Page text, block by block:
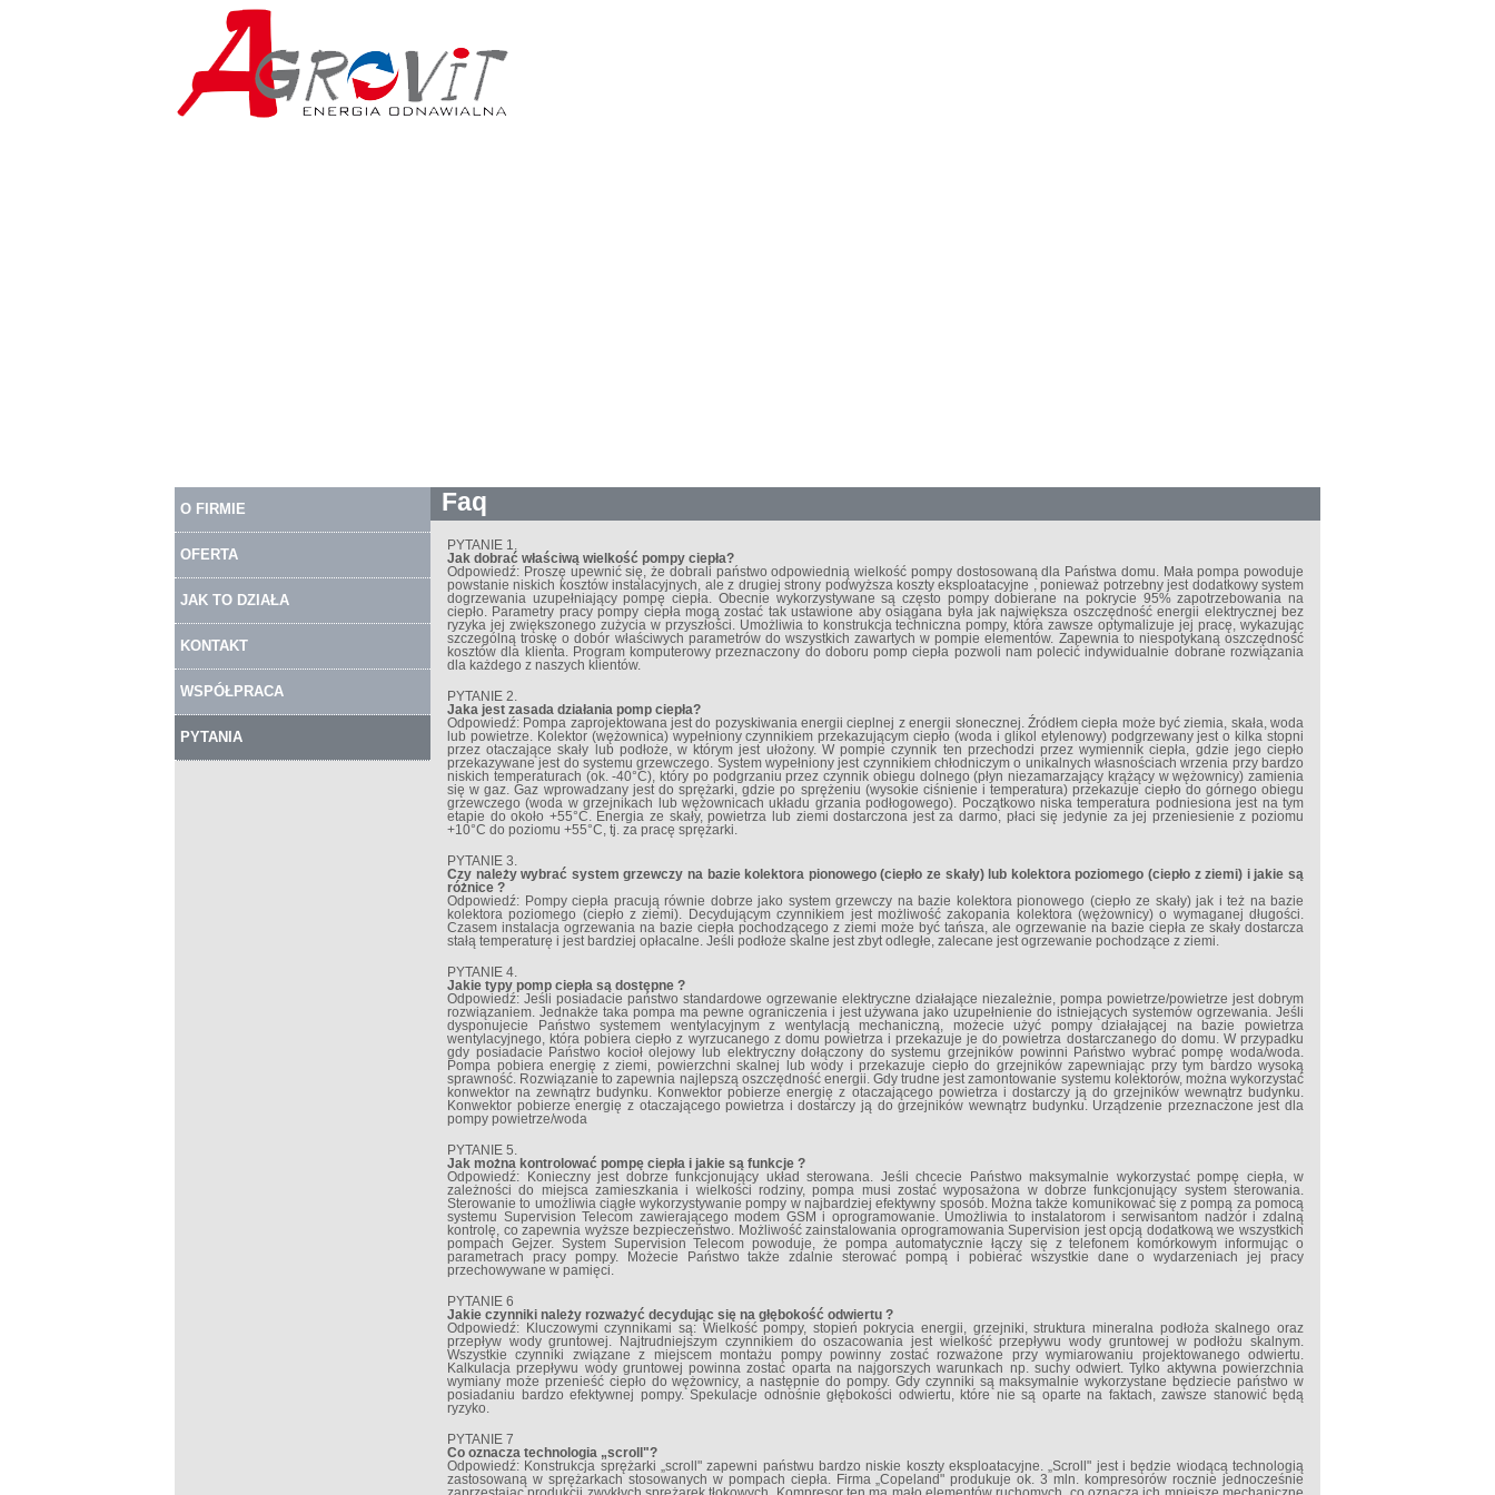
O FIRMIE
OFERTA
JAK TO DZIAŁA
KONTAKT
WSPÓŁPRACA
PYTANIA
Faq
PYTANIE 1.
Jak dobrać właściwą wielkość pompy ciepła?
Odpowiedź: Proszę upewnić się, że dobrali państwo odpowiednią wielkość pompy dostosowaną dla Państwa domu. Mała pompa powoduje
powstanie niskich kosztów instalacyjnych, ale z drugiej strony podwyższa koszty eksploatacyjne , ponieważ potrzebny jest dodatkowy system
dogrzewania uzupełniający pompę ciepła. Obecnie wykorzystywane są często pompy dobierane na pokrycie 95% zapotrzebowania na
ciepło. Parametry pracy pompy ciepła mogą zostać tak ustawione aby osiągana była jak największa oszczędność energii elektrycznej bez
ryzyka jej zwiększonego zużycia w przyszłości. Umożliwia to konstrukcja techniczna pompy, która zawsze optymalizuje jej pracę, wykazując
szczególną troskę o dobór właściwych parametrów do wszystkich zawartych w pompie elementów. Zapewnia to niespotykaną oszczędność
kosztów dla klienta. Program komputerowy przeznaczony do doboru pomp ciepła pozwoli nam polecić indywidualnie dobrane rozwiązania
dla każdego z naszych klientów.
PYTANIE 2.
Jaka jest zasada działania pomp ciepła?
Odpowiedź: Pompa zaprojektowana jest do pozyskiwania energii cieplnej z energii słonecznej. Źródłem ciepła może być ziemia, skała, woda
lub powietrze. Kolektor (wężownica) wypełniony czynnikiem przekazującym ciepło (woda i glikol etylenowy) podgrzewany jest o kilka stopni
przez otaczające skały lub podłoże, w którym jest ułożony. W pompie czynnik ten przechodzi przez wymiennik ciepła, gdzie jego ciepło
przekazywane jest do systemu grzewczego. System wypełniony jest czynnikiem chłodniczym o unikalnych własnościach wrzenia przy bardzo
niskich temperaturach (ok. -40°C), który po podgrzaniu przez czynnik obiegu dolnego (płyn niezamarzający krążący w wężownicy) zamienia
się w gaz. Gaz wprowadzany jest do sprężarki, gdzie po sprężeniu (wysokie ciśnienie i temperatura) przekazuje ciepło do górnego obiegu
grzewczego (woda w grzejnikach lub wężownicach układu grzania podłogowego). Początkowo niska temperatura podniesiona jest na tym
etapie do około +55°C. Energia ze skały, powietrza lub ziemi dostarczona jest za darmo, płaci się jedynie za jej przeniesienie z poziomu
+10°C do poziomu +55°C, tj. za pracę sprężarki.
PYTANIE 3.
Czy należy wybrać system grzewczy na bazie kolektora pionowego (ciepło ze skały) lub kolektora poziomego (ciepło z ziemi) i jakie są
różnice ?
Odpowiedź: Pompy ciepła pracują równie dobrze jako system grzewczy na bazie kolektora pionowego (ciepło ze skały) jak i też na bazie
kolektora poziomego (ciepło z ziemi). Decydującym czynnikiem jest możliwość zakopania kolektora (wężownicy) o wymaganej długości.
Czasem instalacja ogrzewania na bazie ciepła pochodzącego z ziemi może być tańsza, ale ogrzewanie na bazie ciepła ze skały dostarcza
stałą temperaturę i jest bardziej opłacalne. Jeśli podłoże skalne jest zbyt odległe, zalecane jest ogrzewanie pochodzące z ziemi.
PYTANIE 4.
Jakie typy pomp ciepła są dostępne ?
Odpowiedź: Jeśli posiadacie państwo standardowe ogrzewanie elektryczne działające niezależnie, pompa powietrze/powietrze jest dobrym
rozwiązaniem. Jednakże taka pompa ma pewne ograniczenia i jest używana jako uzupełnienie do istniejących systemów ogrzewania. Jeśli
dysponujecie Państwo systemem wentylacyjnym z wentylacją mechaniczną, możecie użyć pompy działającej na bazie powietrza
wentylacyjnego, która pobiera ciepło z wyrzucanego z domu powietrza i przekazuje je do powietrza dostarczanego do domu. W przypadku
gdy posiadacie Państwo kocioł olejowy lub elektryczny dołączony do systemu grzejników powinni Państwo wybrać pompę woda/woda.
Pompa pobiera energię z ziemi, powierzchni skalnej lub wody i przekazuje ciepło do grzejników zapewniając przy tym bardzo wysoką
sprawność. Rozwiązanie to zapewnia najlepszą oszczędność energii. Gdy trudne jest zamontowanie systemu kolektorów, można wykorzystać
konwektor na zewnątrz budynku. Konwektor pobierze energię z otaczającego powietrza i dostarczy ją do grzejników wewnątrz budynku.
Konwektor pobierze energię z otaczającego powietrza i dostarczy ją do grzejników wewnątrz budynku. Urządzenie przeznaczone jest dla
pompy powietrze/woda
PYTANIE 5.
Jak można kontrolować pompę ciepła i jakie są funkcje ?
Odpowiedź: Konieczny jest dobrze funkcjonujący układ sterowana. Jeśli chcecie Państwo maksymalnie wykorzystać pompę ciepła, w
zależności do miejsca zamieszkania i wielkości rodziny, pompa musi zostać wyposażona w dobrze funkcjonujący system sterowania.
Sterowanie to umożliwia ciągłe wykorzystywanie pompy w najbardziej efektywny sposób. Można także komunikować się z pompą za pomocą
systemu Supervision Telecom zawierającego modem GSM i oprogramowanie. Umożliwia to instalatorom i serwisantom nadzór i zdalną
kontrolę, co zapewnia wyższe bezpieczeństwo. Możliwość zainstalowania oprogramowania Supervision jest opcją dodatkową we wszystkich
pompach Gejzer. System Supervision Telecom powoduje, że pompa automatycznie łączy się z telefonem komórkowym informując o
parametrach pracy pompy. Możecie Państwo także zdalnie sterować pompą i pobierać wszystkie dane o wydarzeniach jej pracy
przechowywane w pamięci.
PYTANIE 6
Jakie czynniki należy rozważyć decydując się na głębokość odwiertu ?
Odpowiedź: Kluczowymi czynnikami są: Wielkość pompy, stopień pokrycia energii, grzejniki, struktura mineralna podłoża skalnego oraz
przepływ wody gruntowej. Najtrudniejszym czynnikiem do oszacowania jest wielkość przepływu wody gruntowej w podłożu skalnym.
Wszystkie czynniki związane z miejscem montażu pompy powinny zostać rozważone przy wymiarowaniu projektowanego odwiertu.
Kalkulacja przepływu wody gruntowej powinna zostać oparta na najgorszych warunkach np. suchy odwiert. Tylko aktywna powierzchnia
wymiany może przenieść ciepło do wężownicy, a następnie do pompy. Gdy czynniki są maksymalnie wykorzystane będziecie państwo w
posiadaniu bardzo efektywnej pompy. Spekulacje odnośnie głębokości odwiertu, które nie są oparte na faktach, zawsze stanowić będą
ryzyko.
PYTANIE 7
Co oznacza technologia „scroll"?
Odpowiedź: Konstrukcja sprężarki „scroll" zapewni państwu bardzo niskie koszty eksploatacyjne. „Scroll" jest i będzie wiodącą technologią
zastosowaną w sprężarkach stosowanych w pompach ciepła. Firma „Copeland" produkuje ok. 3 mln. kompresorów rocznie jednocześnie